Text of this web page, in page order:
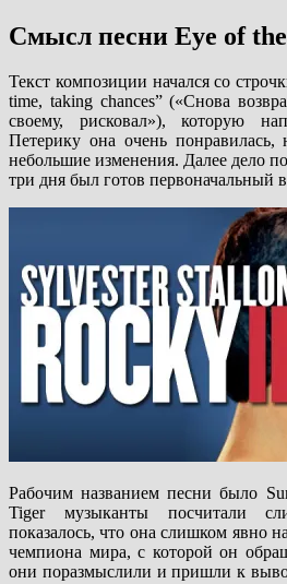
Смысл песни Eye of
Текст композиции начался со
time, taking chances” («Снова
своему, рисковал»), которую
Петерику она очень
небольшие изменения. Далее дело
три дня был готов первоначальный
Рабочим названием песни было
Tiger музыканты посчитали
показалось, что она слишком явно
чемпиона мира, с которой он
они поразмыслили и пришли к